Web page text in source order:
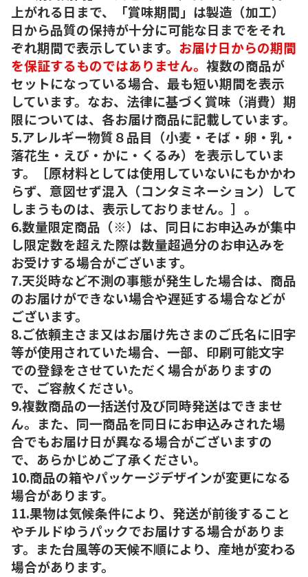
上がれる日まで、「賞味期間」は製造（加工）
日から品質の保持が十分に可能な日までをそれ
ぞれ期間で表示しています。 お届け日からの期間
を保証するものではありません。 複数の商品が
セットになっている場合、最も短い期間を表示
しています。なお、法律に基づく賞味（消費）期
限については、各お届け商品に記載しています。
5.アレルギー物質８品目（小麦・そば・卵・乳・
落花生・えび・かに・くるみ）を表示していま
す。［原材料としては使用していないにもかかわ
らず、意図せず混入（コンタミネーション）して
しまうものは、表示しておりません。］。
6.数量限定商品（※）は、同日にお申込みが集中
し限定数を超えた際は数量超過分のお申込みを
お受けする場合がございます。
7.天災時など不測の事態が発生した場合は、商品
のお届けができない場合や遅延する場合などが
ございます。
8.ご依頼主さま又はお届け先さまのご氏名に旧字
等が使用されていた場合、一部、印刷可能文字
での登録をさせていただく場合がありますの
で、ご容赦ください。
9.複数商品の一括送付及び同時発送はできませ
ん。また、同一商品を同日にお申込みされた場
合でもお届け日が異なる場合がございますの
で、あらかじめご了承ください。
10.商品の箱やパッケージデザインが変更になる
場合があります。
11.果物は気候条件により、発送が前後すること
やチルドゆうパックでお届けする場合がありま
す。また台風等の天候不順により、産地が変わる
場合があります。